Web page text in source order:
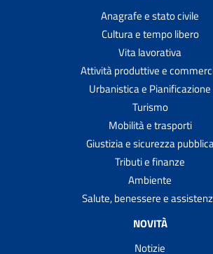
Anagrafe e stato civile
Cultura e tempo libero
Vita lavorativa
Attività produttive e
Urbanistica e Pianificazione
Turismo
Mobilità e trasporti
Giustizia e sicurezza
Tributi e finanze
Ambiente
Salute, benessere e
NOVITÀ
Notizie